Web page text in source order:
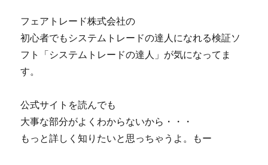
フェアトレード株式会社の
初心者でもシステムトレードの達人になれる検証ソ
フト「システムトレードの達人」が気になってま
す。
公式サイトを読んでも
大事な部分がよくわからないから・・・
もっと詳しく知りたいと思っちゃうよ。もー